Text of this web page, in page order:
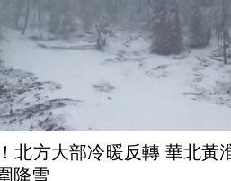
北方大部冷暖反轉 華北黃
降雪